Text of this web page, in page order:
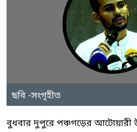
ছবি -সংগৃহীত
বুধবার দুপুরে পঞ্চগড়ের